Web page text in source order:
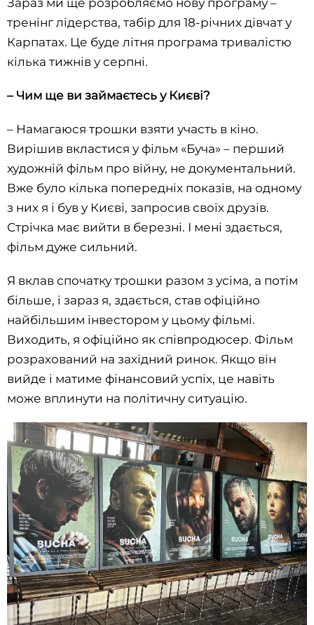
тренінг лідерства, табір для 18-річних дівчат у
Карпатах. Це буде літня програма тривалістю
кілька тижнів у серпні.
– Чим ще ви займаєтесь у Києві?
– Намагаюся трошки взяти участь в кіно.
Вирішив вкластися у фільм «Буча» – перший
художній фільм про війну, не документальний.
Вже було кілька попередніх показів, на одному
з них я і був у Києві, запросив своїх друзів.
Стрічка має вийти в березні. І мені здається,
фільм дуже сильний.
Я вклав спочатку трошки разом з усіма, а потім
більше, і зараз я, здається, став офіційно
найбільшим інвестором у цьому фільмі.
Виходить, я офіційно як співпродюсер. Фільм
розрахований на західний ринок. Якщо він
вийде і матиме фінансовий успіх, це навіть
може вплинути на політичну ситуацію.